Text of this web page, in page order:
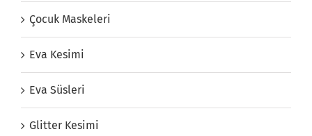
Çocuk Maskeleri
Eva Kesimi
Eva Süsleri
Glitter Kesimi